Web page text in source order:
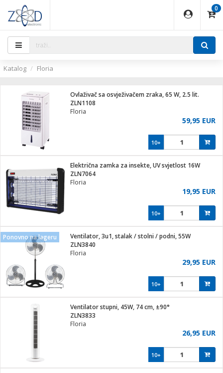
0
aparati
pribor
i pribor
/ G4
svjetla
grla
i oprema
- Analogija
IP kamere
brave
Katalog Floria
Ovlaživač sa osvježivačem zraka, 65 W, 2.5 lit.
ZLN1108
Floria
59,95 EUR
10+
Električna zamka za insekte, UV svjetlost 16W
ZLN7064
Floria
19,95 EUR
10+
Ponovno na lageru
Ventilator, 3u1, stalak / stolni / podni, 55W
ZLN3840
Floria
29,95 EUR
10+
Ventilator stupni, 45W, 74 cm, ±90°
ZLN3833
Floria
26,95 EUR
10+